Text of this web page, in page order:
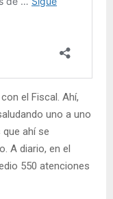
el Fiscal. Ahí,
uno a uno
ahí se
A diario, en el
550 atenciones